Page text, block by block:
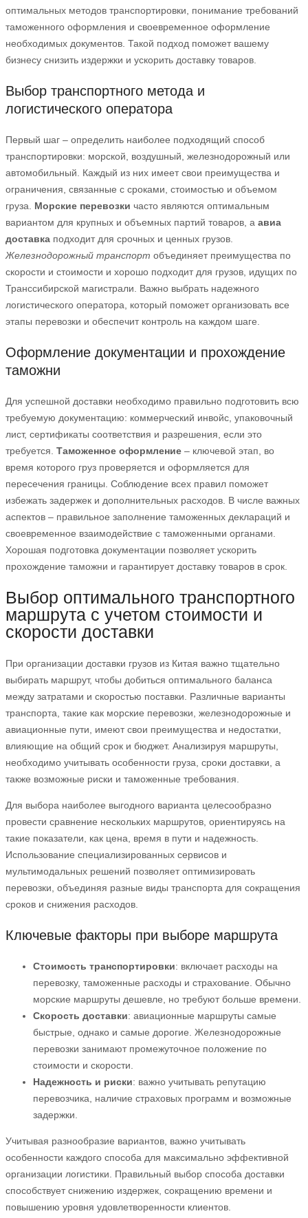
оптимальных методов транспортировки, понимание требований
таможенного оформления и своевременное оформление
необходимых документов. Такой подход поможет вашему
бизнесу снизить издержки и ускорить доставку товаров.
Выбор транспортного метода и
логистического оператора
Первый шаг – определить наиболее подходящий способ
транспортировки: морской, воздушный, железнодорожный или
автомобильный. Каждый из них имеет свои преимущества и
ограничения, связанные с сроками, стоимостью и объемом
груза. Морские перевозки часто являются оптимальным
вариантом для крупных и объемных партий товаров, а авиа
доставка подходит для срочных и ценных грузов.
Железнодорожный транспорт объединяет преимущества по
скорости и стоимости и хорошо подходит для грузов, идущих по
Транссибирской магистрали. Важно выбрать надежного
логистического оператора, который поможет организовать все
этапы перевозки и обеспечит контроль на каждом шаге.
Оформление документации и прохождение
таможни
Для успешной доставки необходимо правильно подготовить всю
требуемую документацию: коммерческий инвойс, упаковочный
лист, сертификаты соответствия и разрешения, если это
требуется. Таможенное оформление – ключевой этап, во
время которого груз проверяется и оформляется для
пересечения границы. Соблюдение всех правил поможет
избежать задержек и дополнительных расходов. В числе важных
аспектов – правильное заполнение таможенных деклараций и
своевременное взаимодействие с таможенными органами.
Хорошая подготовка документации позволяет ускорить
прохождение таможни и гарантирует доставку товаров в срок.
Выбор оптимального транспортного
маршрута с учетом стоимости и
скорости доставки
При организации доставки грузов из Китая важно тщательно
выбирать маршрут, чтобы добиться оптимального баланса
между затратами и скоростью поставки. Различные варианты
транспорта, такие как морские перевозки, железнодорожные и
авиационные пути, имеют свои преимущества и недостатки,
влияющие на общий срок и бюджет. Анализируя маршруты,
необходимо учитывать особенности груза, сроки доставки, а
также возможные риски и таможенные требования.
Для выбора наиболее выгодного варианта целесообразно
провести сравнение нескольких маршрутов, ориентируясь на
такие показатели, как цена, время в пути и надежность.
Использование специализированных сервисов и
мультимодальных решений позволяет оптимизировать
перевозки, объединяя разные виды транспорта для сокращения
сроков и снижения расходов.
Ключевые факторы при выборе маршрута
Стоимость транспортировки: включает расходы на
перевозку, таможенные расходы и страхование. Обычно
морские маршруты дешевле, но требуют больше времени.
Скорость доставки: авиационные маршруты самые
быстрые, однако и самые дорогие. Железнодорожные
перевозки занимают промежуточное положение по
стоимости и скорости.
Надежность и риски: важно учитывать репутацию
перевозчика, наличие страховых программ и возможные
задержки.
Учитывая разнообразие вариантов, важно учитывать
особенности каждого способа для максимально эффективной
организации логистики. Правильный выбор способа доставки
способствует снижению издержек, сокращению времени и
повышению уровня удовлетворенности клиентов.